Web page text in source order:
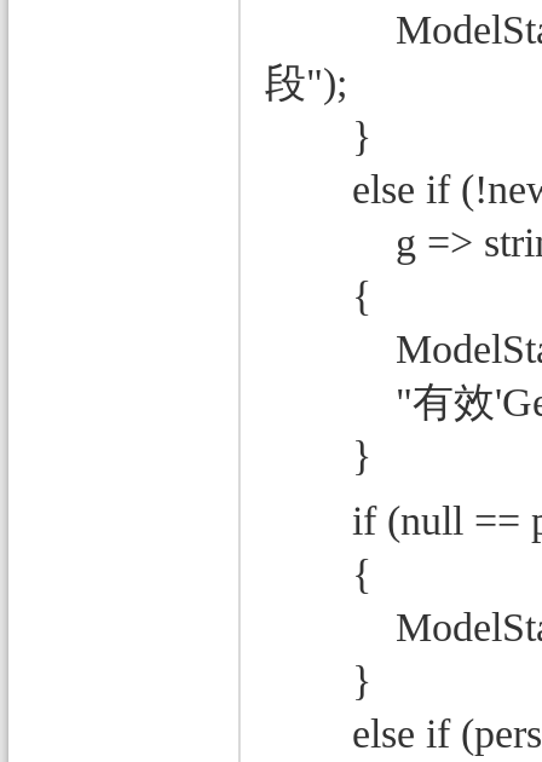
段");
}
else if (!new
g =>
{
"有效
}
if (null ==
{
}
else if